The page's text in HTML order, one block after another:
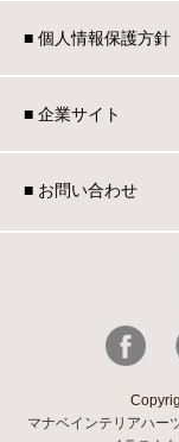
■ 個人情報保護方針
■ 企業サイト
■ お問い合わせ
マナベインテリアハー